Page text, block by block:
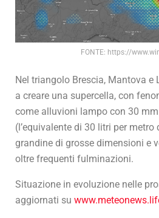
FONTE: https://
Nel triangolo Brescia, Mantova e
a creare una supercella, con
come alluvioni lampo con 30
(l’equivalente di 30 litri per
grandine di grosse dimensioni e
oltre frequenti fulminazioni.
Situazione in evoluzione nelle
aggiornati su